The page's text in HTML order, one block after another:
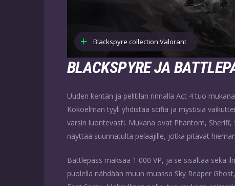
Blackspyre collection Valorant
BLACKSPYRE JA
Uuden kentän ja pelitilan rinnalla Act 4 tuo
Kokoelman tyyli yhdistää scifiä ja mystisiä
varsin luontevasti. Mukana ovat Phantom,
näyttää suunnatulta pelaajille, jotka pitävät
Battlepass maksaa 1 000 VP, ja se sisältää sekä
puolella nähdään muun muassa Sky Reaper